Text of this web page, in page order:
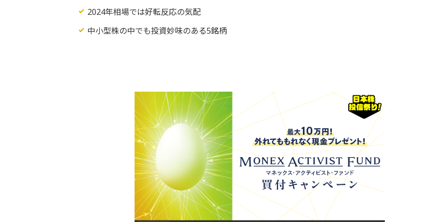
2024年相場では好転反応の気配
中小型株の中でも投資妙味のある5銘柄